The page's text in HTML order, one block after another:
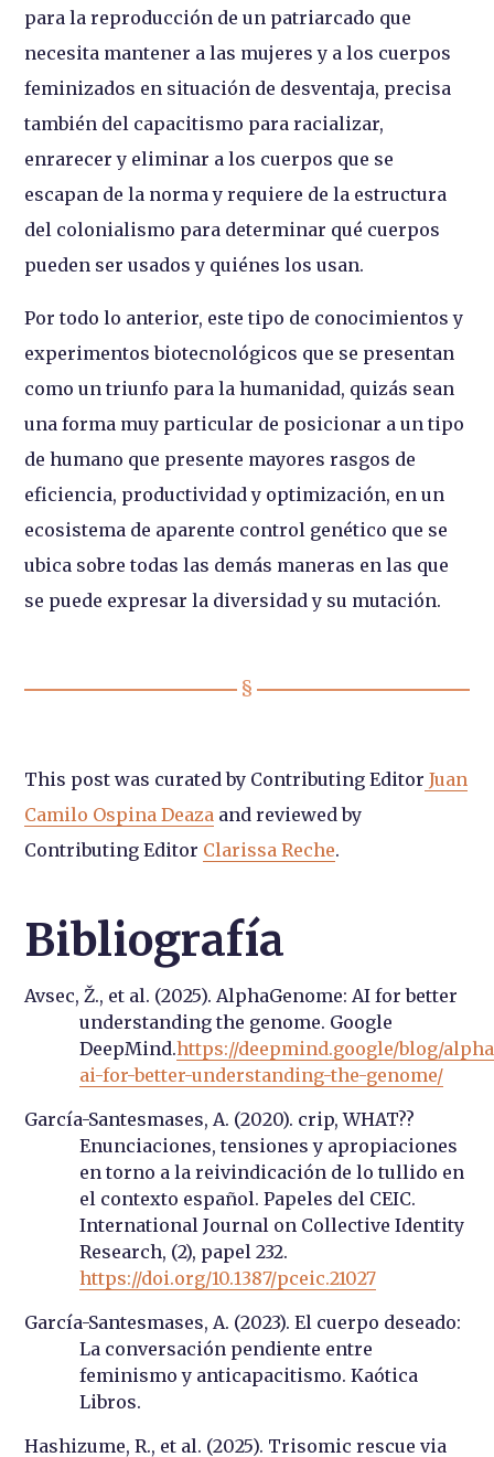
para la reproducción de un patriarcado que
necesita mantener a las mujeres y a los cuerpos
feminizados en situación de desventaja, precisa
también del capacitismo para racializar,
enrarecer y eliminar a los cuerpos que se
escapan de la norma y requiere de la estructura
del colonialismo para determinar qué cuerpos
pueden ser usados y quiénes los usan.
Por todo lo anterior, este tipo de conocimientos y
experimentos biotecnológicos que se presentan
como un triunfo para la humanidad, quizás sean
una forma muy particular de posicionar a un tipo
de humano que presente mayores rasgos de
eficiencia, productividad y optimización, en un
ecosistema de aparente control genético que se
ubica sobre todas las demás maneras en las que
se puede expresar la diversidad y su mutación.
This post was curated by Contributing Editor Juan
Camilo Ospina Deaza and reviewed by
Contributing Editor Clarissa Reche.
Bibliografía
Avsec, Ž., et al. (2025). AlphaGenome: AI for better
understanding the genome. Google
DeepMind.https://deepmind.google/blog/
ai-for-better-understanding-the-genome/
García-Santesmases, A. (2020). crip, WHAT??
Enunciaciones, tensiones y apropiaciones
en torno a la reivindicación de lo tullido en
el contexto español. Papeles del CEIC.
International Journal on Collective Identity
Research, (2), papel 232.
https://doi.org/10.1387/pceic.21027
García-Santesmases, A. (2023). El cuerpo deseado:
La conversación pendiente entre
feminismo y anticapacitismo. Kaótica
Libros.
Hashizume, R., et al. (2025). Trisomic rescue via